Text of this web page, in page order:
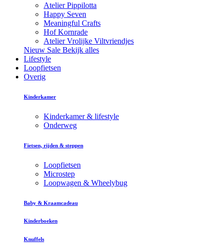
Atelier Pippilotta
Happy Seven
Meaningful Crafts
Hof Kornrade
Atelier Vrolijke Viltvriendjes
Nieuw Sale Bekijk alles
Lifestyle
Loopfietsen
Overig
Kinderkamer
Kinderkamer & lifestyle
Onderweg
Fietsen, rijden & steppen
Loopfietsen
Microstep
Loopwagen & Wheelybug
Baby & Kraamcadeau
Kinderboeken
Knuffels